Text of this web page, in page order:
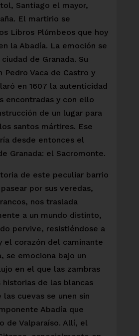
Santiago el mayor,
El martirio se
Libros Plúmbeos que hoy
la Abadía. La emoción se
de Granada. Su
Pedro Vaca de Castro y
en 1607 la autenticidad
encontradas y con ello
de un lugar para
santos mártires. Ese
desde entonces el
Granada: el Sacromonte.
de este peculiar barrio
por sus veredas,
nos traslada
a un mundo distinto,
pervive, resistiéndose a
el corazón del caminante
se emociona bajo un
en el que las zambras
historias de las blancas
las cuevas se unen sin
Abadía que
de Valparaíso. Allí, el